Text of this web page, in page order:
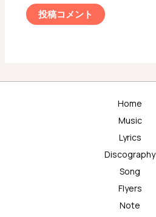
Home
Music
Lyrics
Discography
Song
Flyers
Note